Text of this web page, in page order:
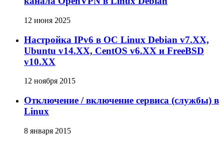
12 июня 2025
Настройка IPv6 в ОС Linux Debian v7.XX,
Ubuntu v14.XX, CentOS v6.XX и FreeBSD
v10.XX
12 ноября 2015
Отключение / включение сервиса (службы) в
Linux
8 января 2015